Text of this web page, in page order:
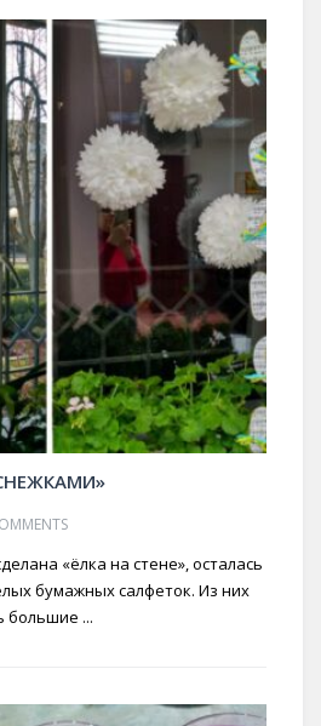
«ёлка на стене», осталась
бумажных салфеток. Из них
большие ...